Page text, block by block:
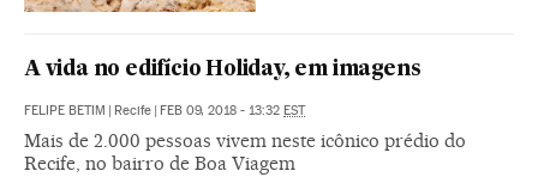
A vida no edifício Holiday, em imagens
FELIPE BETIM | Recife | FEB 09, 2018 - 13:32 EST
Mais de 2.000 pessoas vivem neste icônico prédio do
Recife, no bairro de Boa Viagem